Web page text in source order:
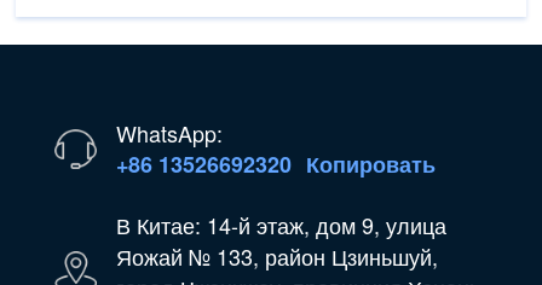
WhatsApp:
+86 13526692320 Копировать
В Китае: 14-й этаж, дом 9, улица
Яожай № 133, район Цзиньшуй,